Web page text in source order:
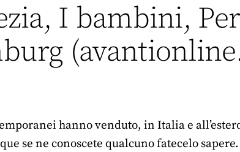
I bambini,
hanno venduto, in Italia e
se ne conoscete qualcuno fatecelo